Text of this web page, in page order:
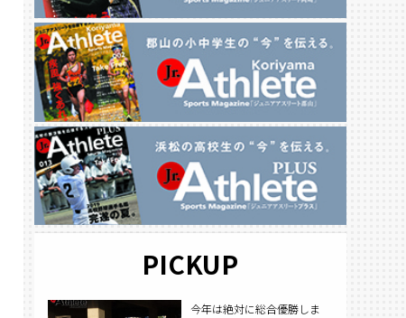
PICKUP
今年は絶対に総合優勝しま